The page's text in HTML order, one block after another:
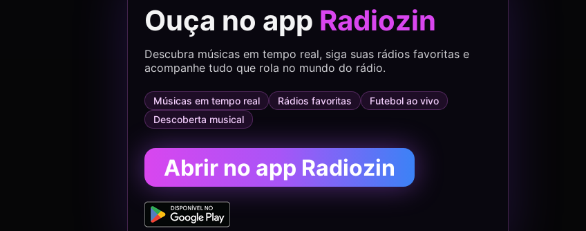
Ouça no app Radiozin
Descubra músicas em tempo real, siga suas rádios favoritas e
acompanhe tudo que rola no mundo do rádio.
Músicas em tempo real Rádios favoritas
Futebol ao vivo
Descoberta musical
Abrir no app Radiozin